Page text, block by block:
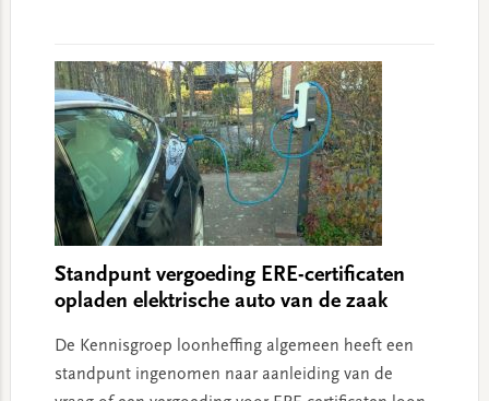
Standpunt vergoeding ERE-certificaten
opladen elektrische auto van de zaak
De Kennisgroep loonheffing algemeen heeft een
standpunt ingenomen naar aanleiding van de